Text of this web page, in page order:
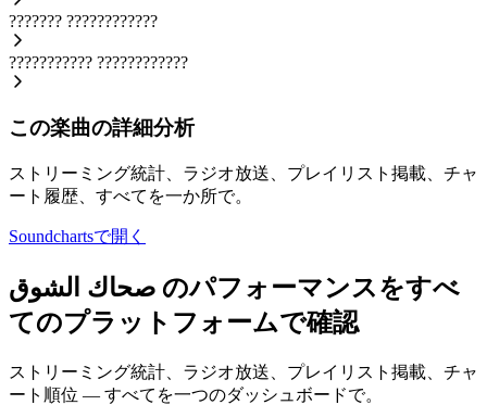
??????? ????????????
??????????? ????????????
この楽曲の詳細分析
ストリーミング統計、ラジオ放送、プレイリスト掲載、チャ
ート履歴、すべてを一か所で。
Soundchartsで開く
صحاك الشوق のパフォーマンスをすべ
てのプラットフォームで確認
ストリーミング統計、ラジオ放送、プレイリスト掲載、チャ
ート順位 — すべてを一つのダッシュボードで。